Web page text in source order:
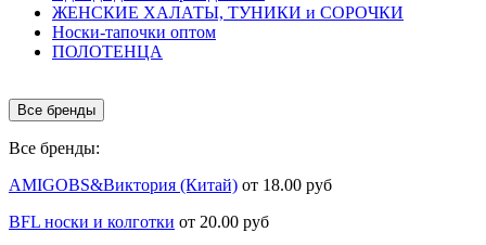
ЖЕНСКИЕ ХАЛАТЫ, ТУНИКИ и СОРОЧКИ
Носки-тапочки оптом
ПОЛОТЕНЦА
Все бренды
Все бренды:
AMIGOBS&Виктория (Китай) от 18.00 руб
BFL носки и колготки от 20.00 руб